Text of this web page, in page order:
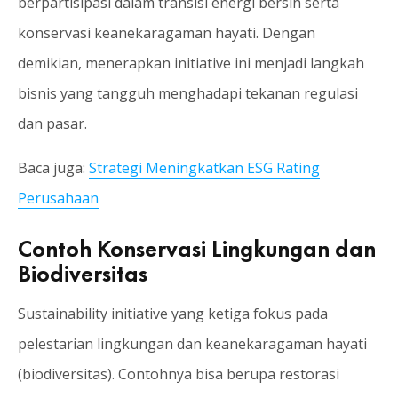
konservasi keanekaragaman hayati. Dengan
demikian, menerapkan initiative ini menjadi langkah
bisnis yang tangguh menghadapi tekanan regulasi
dan pasar.
Baca juga: Strategi Meningkatkan ESG Rating
Perusahaan
Contoh Konservasi Lingkungan dan
Biodiversitas
Sustainability initiative yang ketiga fokus pada
pelestarian lingkungan dan keanekaragaman hayati
(biodiversitas). Contohnya bisa berupa restorasi